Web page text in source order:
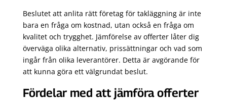
Beslutet att anlita rätt företag för takläggning är inte
bara en fråga om kostnad, utan också en fråga om
kvalitet och trygghet. Jämförelse av offerter låter dig
överväga olika alternativ, prissättningar och vad som
ingår från olika leverantörer. Detta är avgörande för
att kunna göra ett välgrundat beslut.
Fördelar med att jämföra offerter